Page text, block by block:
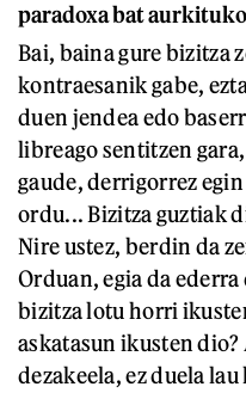
paradoxa bat
Bai, baina gure bizitza
kontraesanik gabe,
duen jendea edo
libreago sentitzen
gaude, derrigorrez
ordu... Bizitza guztiak
Nire ustez, berdin da
Orduan, egia da
bizitza lotu horri
askatasun ikusten dio?
dezakeela, ez duela